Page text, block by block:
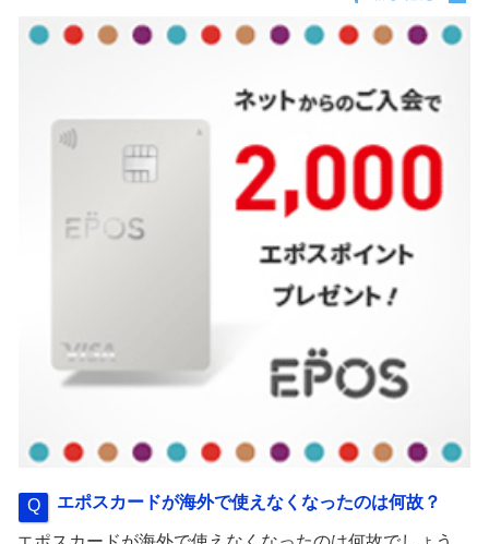
エポスカードが海外で使えなくなったのは何故？